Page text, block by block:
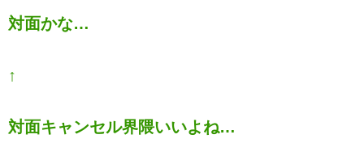
対面かな…
↑
対面キャンセル界隈いいよね…